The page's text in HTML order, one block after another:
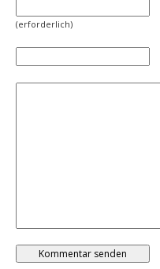
(erforderlich)